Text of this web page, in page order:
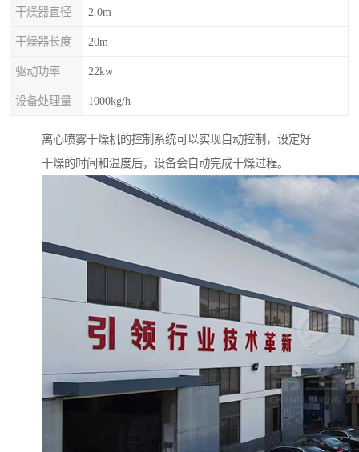
干燥器直径 2.0m
干燥器长度 20m
驱动功率 22kw
设备处理量 1000kg/h
离心喷雾干燥机的控制系统可以实现自动控制，设定好
干燥的时间和温度后，设备会自动完成干燥过程。